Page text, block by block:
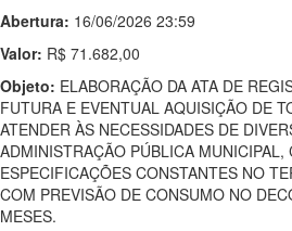
Abertura: 16/06/2026 23:59
Valor: R$ 71.682,00
Objeto: ELABORAÇÃO DA ATA DE
FUTURA E EVENTUAL AQUISIÇÃO DE
ATENDER ÀS NECESSIDADES DE
ADMINISTRAÇÃO PÚBLICA MUNICIPAL,
ESPECIFICAÇÕES CONSTANTES NO
COM PREVISÃO DE CONSUMO NO
MESES.